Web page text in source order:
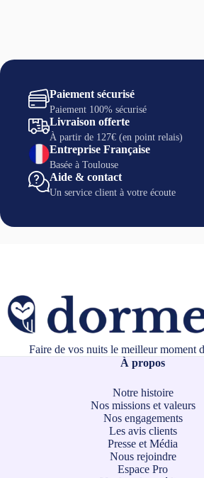
Retrouvez ici tout ce qui dit la
Paiement sécurisé
Paiement 100% sécurisé
Livraison offerte
À partir de 127€ (en point relais)
Entreprise Française
Basée à Toulouse
Aide & contact
Un service client à votre écoute
Faire de vos nuits le meilleur moment
À propos
Notre histoire
Nos missions et valeurs
Nos engagements
Les avis clients
Presse et Média
Nous rejoindre
Espace Pro